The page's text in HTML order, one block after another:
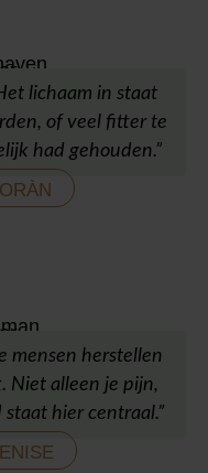
lichaam in staat
of veel fitter te
had gehouden.”
mensen herstellen
Niet alleen je pijn,
hier centraal.”